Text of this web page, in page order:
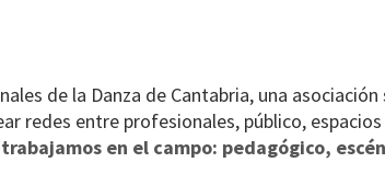
de la Danza de Cantabria, una
redes entre profesionales, público,
trabajamos en el campo: pedagógico,